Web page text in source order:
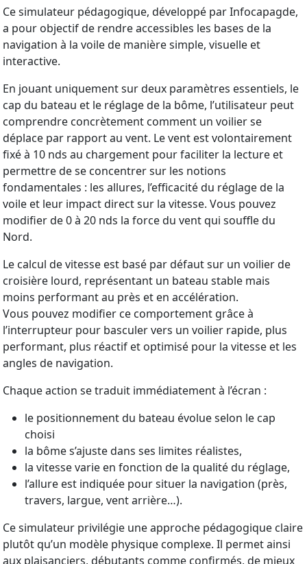
Ce simulateur pédagogique, développé par Infocapagde,
a pour objectif de rendre accessibles les bases de la
navigation à la voile de manière simple, visuelle et
interactive.
En jouant uniquement sur deux paramètres essentiels, le
cap du bateau et le réglage de la bôme, l’utilisateur peut
comprendre concrètement comment un voilier se
déplace par rapport au vent. Le vent est volontairement
fixé à 10 nds au chargement pour faciliter la lecture et
permettre de se concentrer sur les notions
fondamentales : les allures, l’efficacité du réglage de la
voile et leur impact direct sur la vitesse. Vous pouvez
modifier de 0 à 20 nds la force du vent qui souffle du
Nord.
Le calcul de vitesse est basé par défaut sur un voilier de
croisière lourd, représentant un bateau stable mais
moins performant au près et en accélération.
Vous pouvez modifier ce comportement grâce à
l’interrupteur pour basculer vers un voilier rapide, plus
performant, plus réactif et optimisé pour la vitesse et les
angles de navigation.
Chaque action se traduit immédiatement à l’écran :
le positionnement du bateau évolue selon le cap
choisi
la bôme s’ajuste dans ses limites réalistes,
la vitesse varie en fonction de la qualité du réglage,
l’allure est indiquée pour situer la navigation (près,
travers, largue, vent arrière…).
Ce simulateur privilégie une approche pédagogique claire
plutôt qu’un modèle physique complexe. Il permet ainsi
aux plaisanciers, débutants comme confirmés, de mieux